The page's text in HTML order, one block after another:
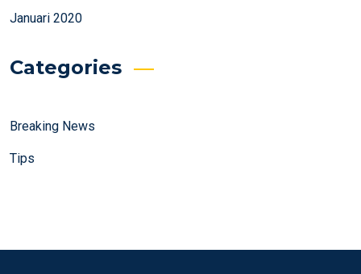
Januari 2020
Categories
Breaking News
Tips